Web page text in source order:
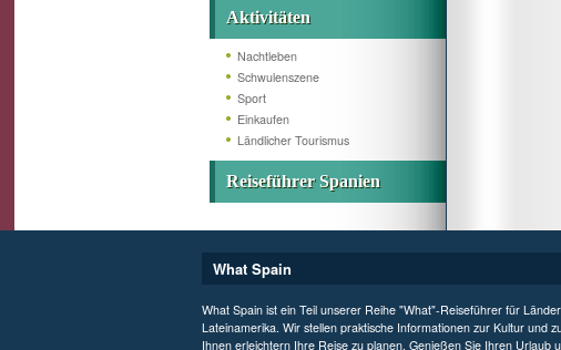
Aktivitäten
Nachtleben
Schwulenszene
Sport
Einkaufen
Ländlicher Tourismus
Reiseführer Spanien
What Spain
What Spain ist ein Teil unserer Reihe "What"-Reiseführer für
Lateinamerika. Wir stellen praktische Informationen zur Kultur und
Ihnen erleichtern Ihre Reise zu planen. Genießen Sie Ihren Urlaub